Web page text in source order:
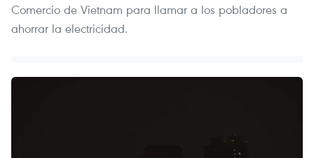
Comercio de Vietnam para llamar a los pobladores a
ahorrar la electricidad.